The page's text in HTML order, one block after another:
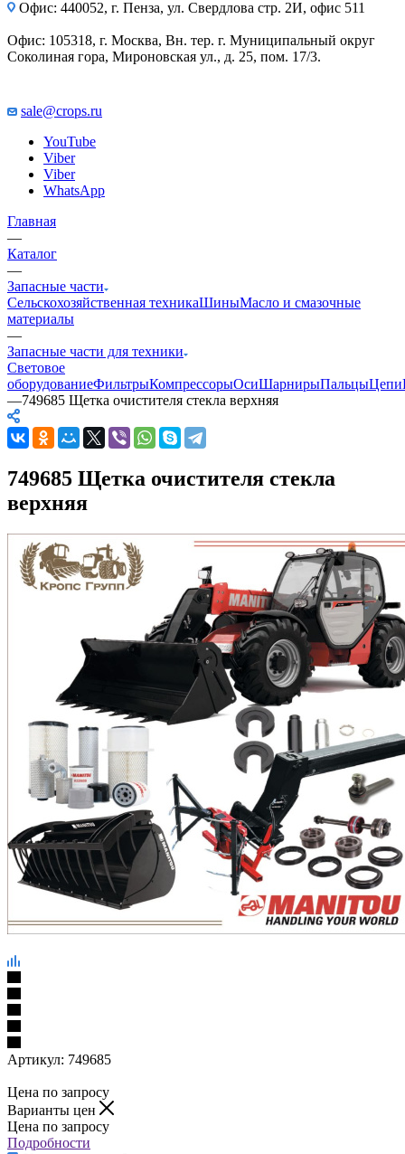
Офис: 440052, г. Пенза, ул. Свердлова стр. 2И, офис 511
Офис: 105318, г. Москва, Вн. тер. г. Муниципальный округ
Соколиная гора, Мироновская ул., д. 25, пом. 17/3.
sale@crops.ru
YouTube
Viber
Viber
WhatsApp
Главная
—
Каталог
—
Запасные части
Сельскохозяйственная техникаШиныМасло и смазочные
материалы
—
Запасные части для техники
Световое
оборудованиеФильтрыКомпрессорыОсиШарнирыПальцыЦепи
—749685 Щетка очистителя стекла верхняя
749685 Щетка очистителя стекла
верхняя
Артикул: 749685
Цена по запросу
Варианты цен
Цена по запросу
Подробности